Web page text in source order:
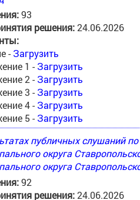
93
решения:24.06.2026
- Загрузить
1 - Загрузить
2 - Загрузить
3 - Загрузить
4 - Загрузить
5 - Загрузить
публичных слушаний
округа
округа
92
решения:24.06.2026